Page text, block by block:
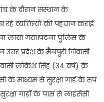
के दौरान संस्थान के
रहे व्यक्तियों की पहचान कराई
लाया गया।पटना पुलिस के
प्रदेश के मैनपुरी निवासी
लोकेश सिंह (34 वर्ष) के
के माध्यम से सुरक्षा गार्ड के रूप
गार्डों के पास से लाइसेंसी